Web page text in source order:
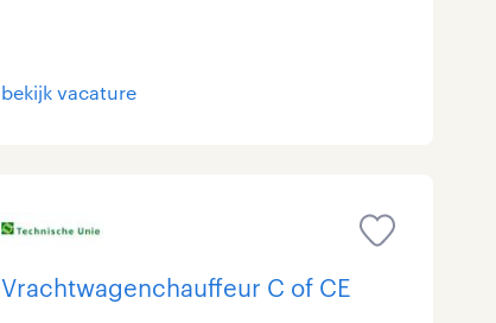
bekijk vacature
Vrachtwagenchauffeur C of CE